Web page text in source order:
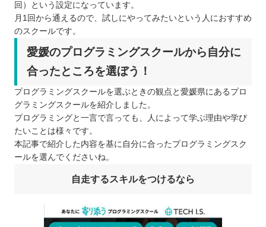
回）という設定になっています。
月1回から通えるので、試しにやってみたいという人におすすめ
のスクールです。
愛媛のプログラミングスクールから自分に
合ったところを選ぼう！
プログラミングスクールを選ぶときの観点と愛媛県にあるプロ
グラミングスクールを紹介しました。
プログラミングと一言で言っても、人によって学ぶ理由や学び
たいことは様々です。
本記事で紹介した内容を基に自分に合ったプログラミングスク
ールを選んでくださいね。
自走するスキルをつけるなら